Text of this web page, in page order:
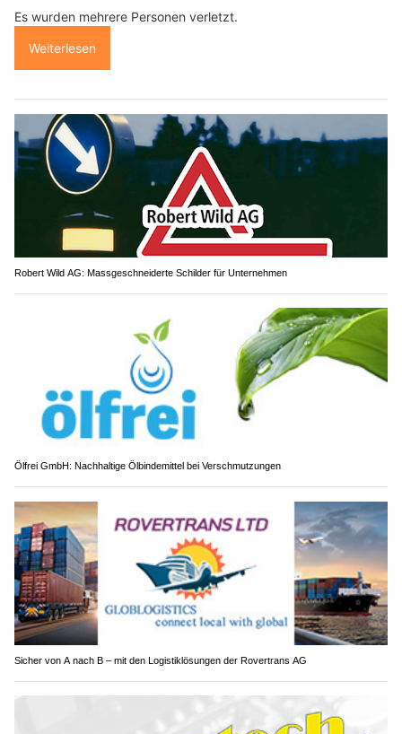
Es wurden mehrere Personen verletzt.
Weiterlesen
Robert Wild AG: Massgeschneiderte Schilder für Unternehmen
Ölfrei GmbH: Nachhaltige Ölbindemittel bei Verschmutzungen
Sicher von A nach B – mit den Logistiklösungen der Rovertrans AG